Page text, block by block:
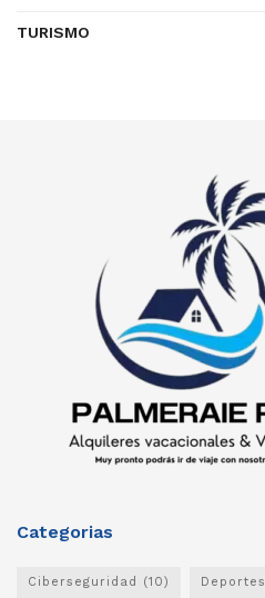
TURISMO
Categorias
Ciberseguridad (10) Deportes